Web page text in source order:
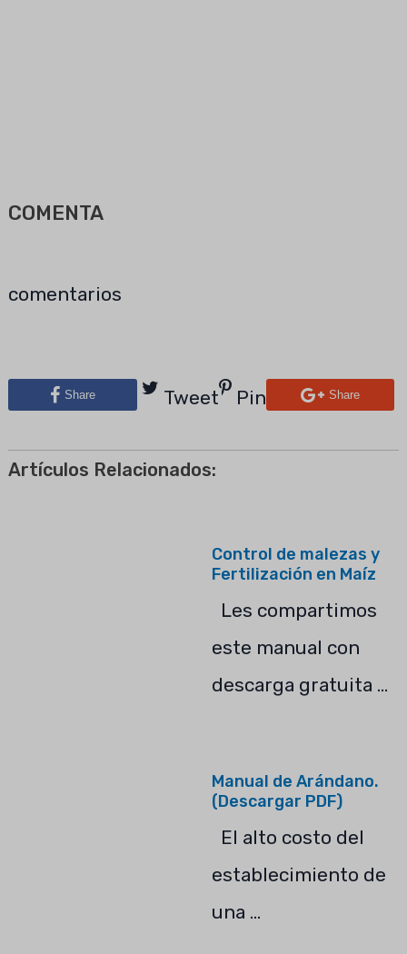
COMENTA
comentarios
Share Tweet Pin Share
Artículos Relacionados:
Control de malezas y
Fertilización en Maíz
Les compartimos
este manual con
descarga gratuita …
Manual de Arándano.
(Descargar PDF)
El alto costo del
establecimiento de
una …